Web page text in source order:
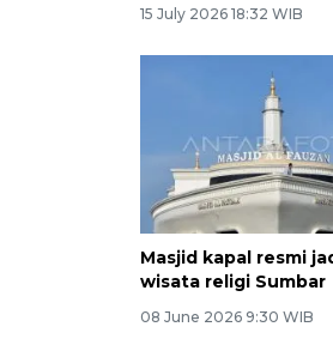
15 July 2026 18:32 WIB
Masjid kapal resmi
wisata religi Sumbar
08 June 2026 9:30 WIB